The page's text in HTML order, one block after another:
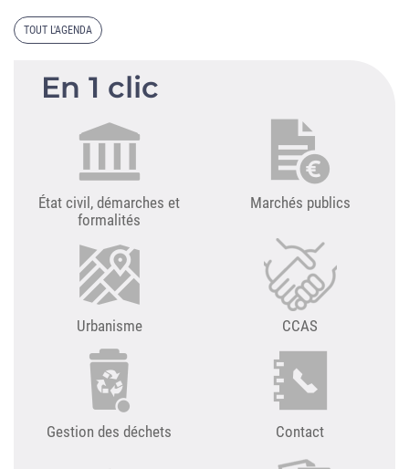
TOUT L'AGENDA
En 1 clic
État civil, démarches et
formalités
Marchés publics
Urbanisme CCAS
Gestion des déchets Contact